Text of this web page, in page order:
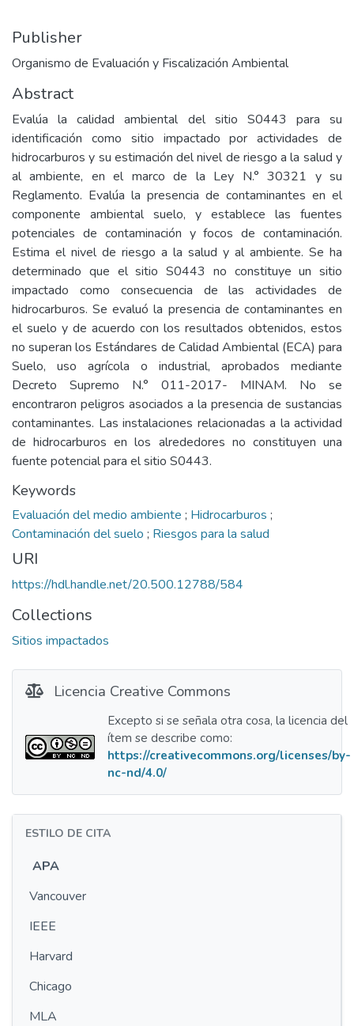
Publisher
Organismo de Evaluación y Fiscalización Ambiental
Abstract
Evalúa la calidad ambiental del sitio S0443 para su
identificación como sitio impactado por actividades de
hidrocarburos y su estimación del nivel de riesgo a la salud y
al ambiente, en el marco de la Ley N.° 30321 y su
Reglamento. Evalúa la presencia de contaminantes en el
componente ambiental suelo, y establece las fuentes
potenciales de contaminación y focos de contaminación.
Estima el nivel de riesgo a la salud y al ambiente. Se ha
determinado que el sitio S0443 no constituye un sitio
impactado como consecuencia de las actividades de
hidrocarburos. Se evaluó la presencia de contaminantes en
el suelo y de acuerdo con los resultados obtenidos, estos
no superan los Estándares de Calidad Ambiental (ECA) para
Suelo, uso agrícola o industrial, aprobados mediante
Decreto Supremo N.° 011-2017- MINAM. No se
encontraron peligros asociados a la presencia de sustancias
contaminantes. Las instalaciones relacionadas a la actividad
de hidrocarburos en los alrededores no constituyen una
fuente potencial para el sitio S0443.
Keywords
Evaluación del medio ambiente ; Hidrocarburos ;
Contaminación del suelo ; Riesgos para la salud
URI
https://hdl.handle.net/20.500.12788/584
Collections
Sitios impactados
Licencia Creative Commons
Excepto si se señala otra cosa, la licencia del
ítem se describe como:
https://creativecommons.org/licenses/by-
nc-nd/4.0/
ESTILO DE CITA
APA
Vancouver
IEEE
Harvard
Chicago
MLA